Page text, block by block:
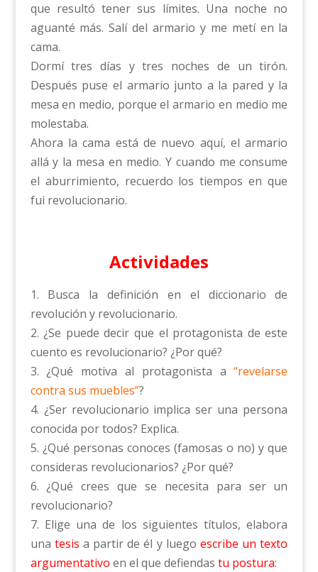
que resultó tener sus límites. Una noche no
aguanté más. Salí del armario y me metí en la
cama.
Dormí tres días y tres noches de un tirón.
Después puse el armario junto a la pared y la
mesa en medio, porque el armario en medio me
molestaba.
Ahora la cama está de nuevo aquí, el armario
allá y la mesa en medio. Y cuando me consume
el aburrimiento, recuerdo los tiempos en que
fui revolucionario.
Actividades
1. Busca la definición en el diccionario de
revolución y revolucionario.
2. ¿Se puede decir que el protagonista de este
cuento es revolucionario? ¿Por qué?
3. ¿Qué motiva al protagonista a“revelarse
contra sus muebles”?
4. ¿Ser revolucionario implica ser una persona
conocida por todos? Explica.
5. ¿Qué personas conoces (famosas o no) y que
consideras revolucionarios? ¿Por qué?
6. ¿Qué crees que se necesita para ser un
revolucionario?
7. Elige una de los siguientes títulos, elabora
una tesis a partir de él y luegoescribe un texto
argumentativo en el que defiendas tu postura: